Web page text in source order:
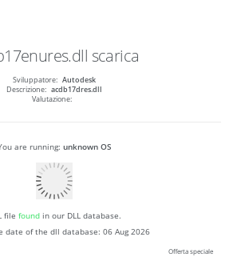
scarica
Sviluppatore: Autodesk
Descrizione: acdb17dres.dll
Valutazione:
are running: unknown OS
file foundin our DLL database.
date of the dll database: 06 Aug 2026
Offerta speciale